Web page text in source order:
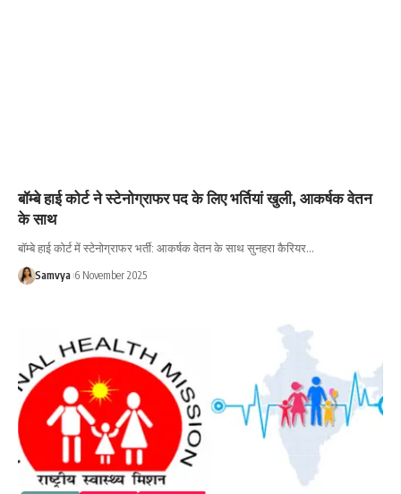
बॉम्बे हाई कोर्ट ने स्टेनोग्राफर पद के लिए भर्तियां खुली, आकर्षक वेतन
के साथ
बॉम्बे हाई कोर्ट में स्टेनोग्राफर भर्ती: आकर्षक वेतन के साथ सुनहरा कैरियर…
Samvya 6 November 2025